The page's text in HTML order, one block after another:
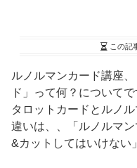
この記
ルノルマンカード講座
ド」って何？についてで
タロットカードとルノ
違いは、、「ルノルマ
&カットしてはいけない